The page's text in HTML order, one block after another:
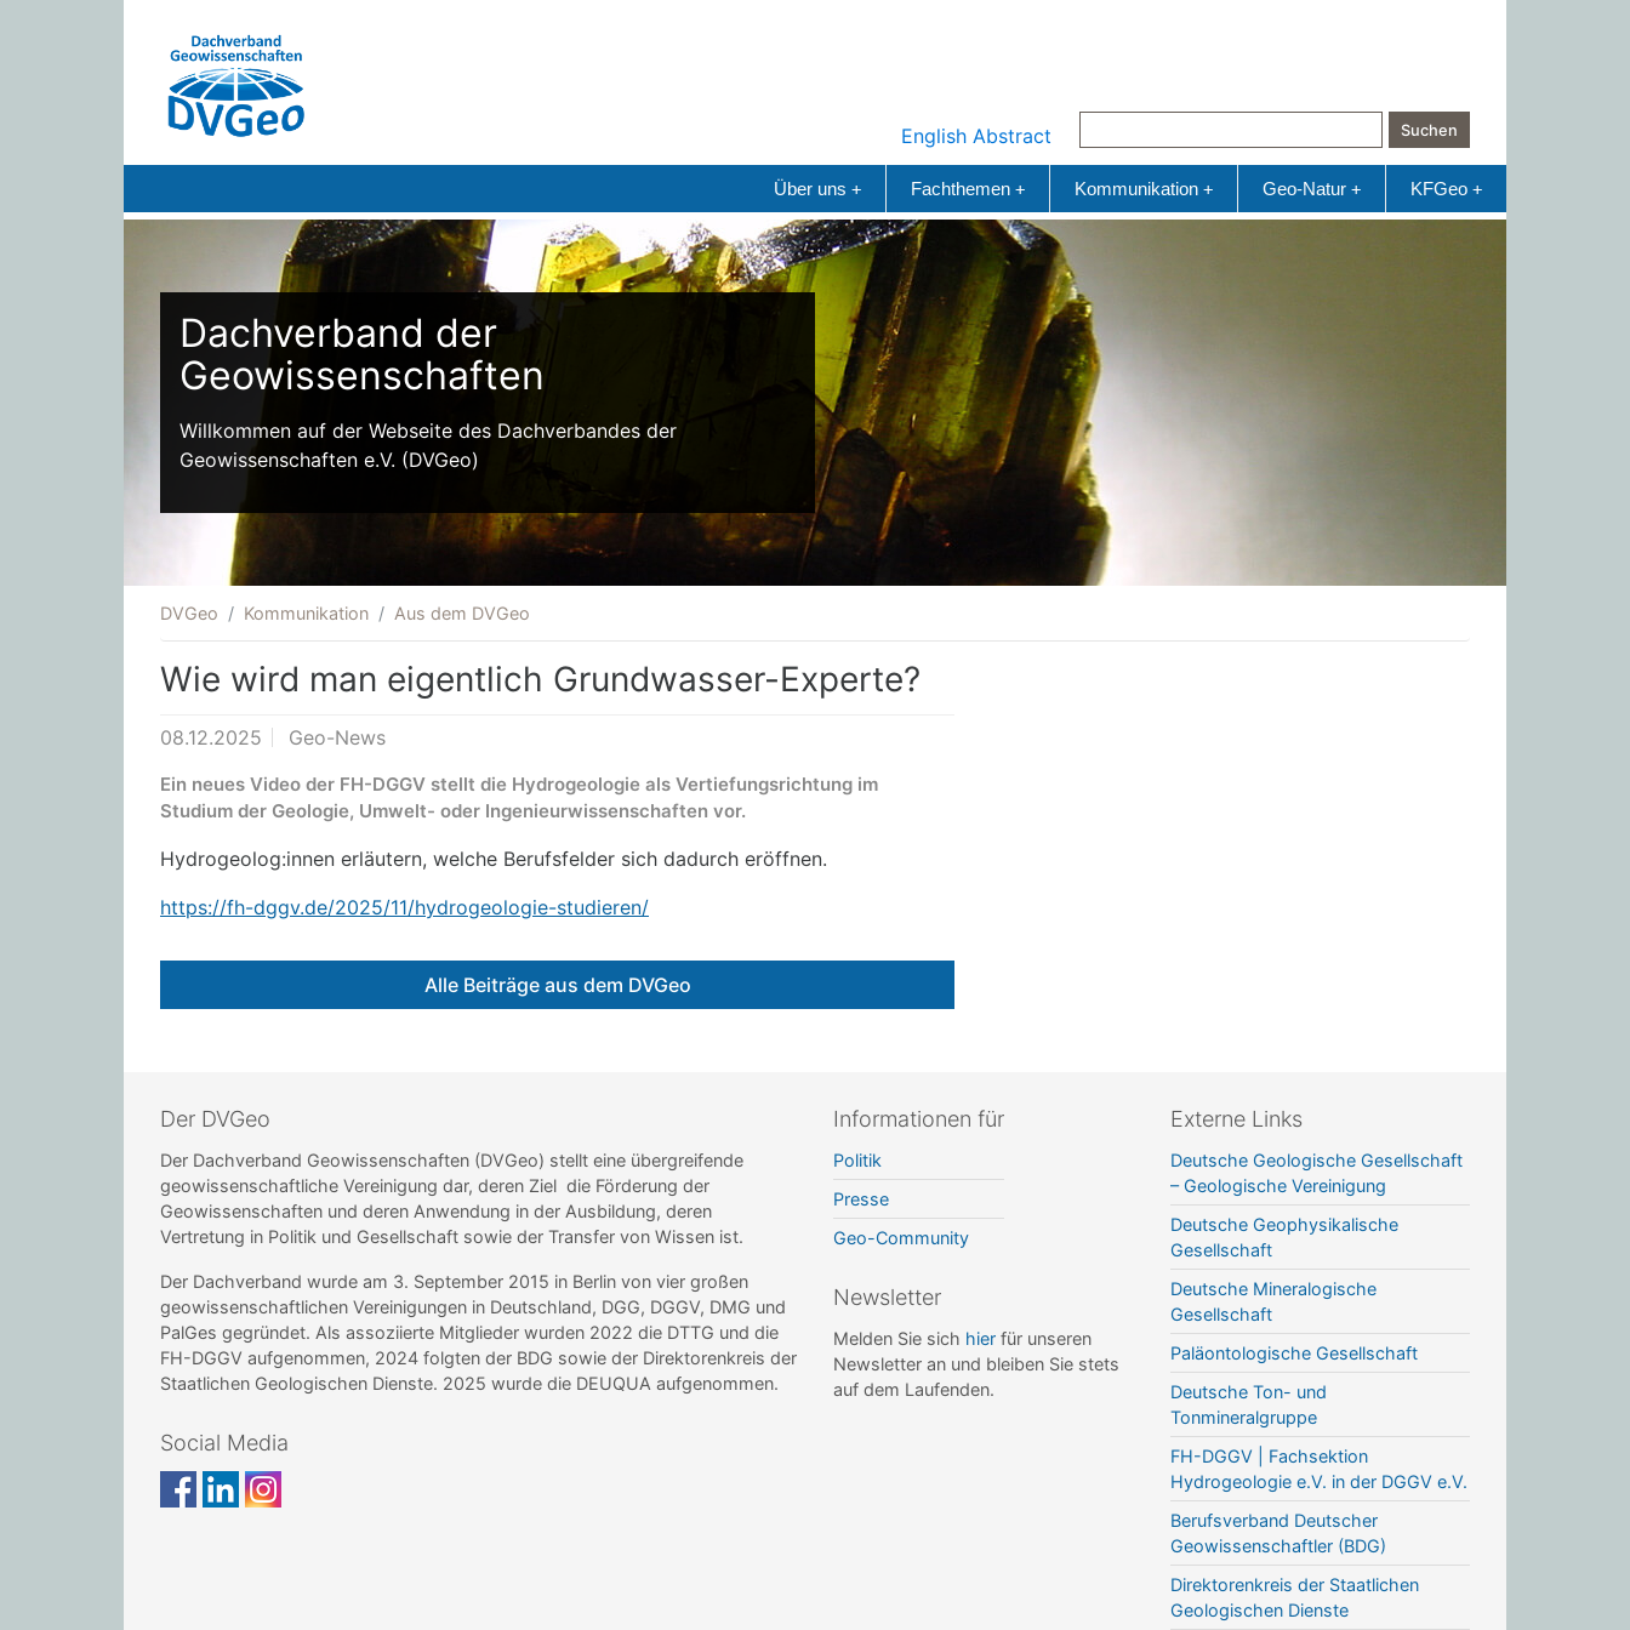
English Abstract Suchen
+
Über uns +
Fachthemen +
Kommunikation +
Geo-Natur +
KFGeo
Dachverband der
Geowissenschaften
Willkommen auf der Webseite des Dachverbandes der
Geowissenschaften e.V. (DVGeo)
DVGeo Kommunikation Aus dem DVGeo
Wie wird man eigentlich Grundwasser-Experte?
08.12.2025 Geo-News
Ein neues Video der FH-DGGV stellt die Hydrogeologie als Vertiefungsrichtung im
Studium der Geologie, Umwelt- oder Ingenieurwissenschaften vor.
Hydrogeolog:innen erläutern, welche Berufsfelder sich dadurch eröffnen.
https://fh-dggv.de/2025/11/hydrogeologie-studieren/
Alle Beiträge aus dem DVGeo
Der DVGeo
Der Dachverband Geowissenschaften (DVGeo) stellt eine übergreifende
geowissenschaftliche Vereinigung dar, deren Ziel die Förderung der
Geowissenschaften und deren Anwendung in der Ausbildung, deren
Vertretung in Politik und Gesellschaft sowie der Transfer von Wissen ist.
Der Dachverband wurde am 3. September 2015 in Berlin von vier großen
geowissenschaftlichen Vereinigungen in Deutschland, DGG, DGGV, DMG und
PalGes gegründet. Als assoziierte Mitglieder wurden 2022 die DTTG und die
FH-DGGV aufgenommen, 2024 folgten der BDG sowie der Direktorenkreis der
Staatlichen Geologischen Dienste. 2025 wurde die DEUQUA aufgenommen.
Social Media
Informationen für
Politik
Presse
Geo-Community
Newsletter
Melden Sie sich hier für unseren
Newsletter an und bleiben Sie stets
auf dem Laufenden.
Externe Links
Deutsche Geologische Gesellschaft
– Geologische Vereinigung
Deutsche Geophysikalische
Gesellschaft
Deutsche Mineralogische
Gesellschaft
Paläontologische Gesellschaft
Deutsche Ton- und
Tonmineralgruppe
FH-DGGV | Fachsektion
Hydrogeologie e.V. in der DGGV e.V.
Berufsverband Deutscher
Geowissenschaftler (BDG)
Direktorenkreis der Staatlichen
Geologischen Dienste